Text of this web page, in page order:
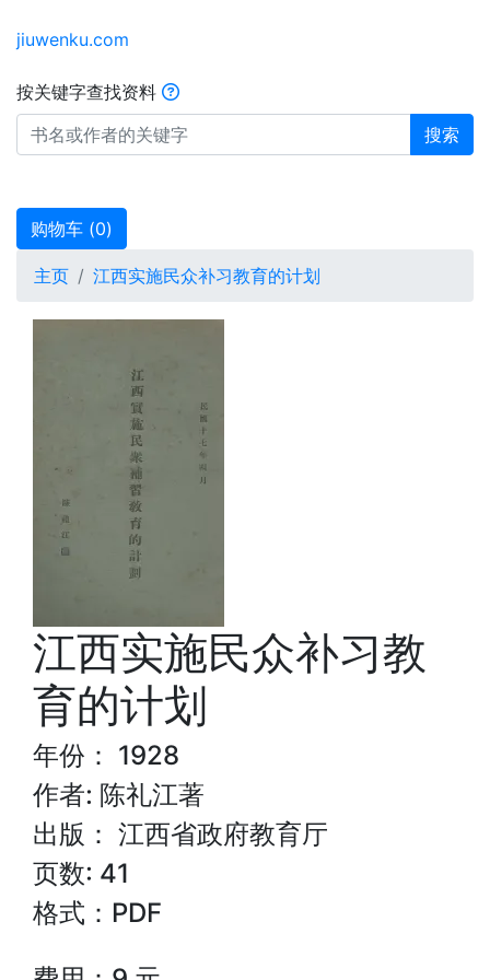
jiuwenku.com
按关键字查找资料
搜索
购物车 (0)
主页 江西实施民众补习教育的计划
江西实施民众补习教
育的计划
年份： 1928
作者: 陈礼江著
出版： 江西省政府教育厅
页数: 41
格式：PDF